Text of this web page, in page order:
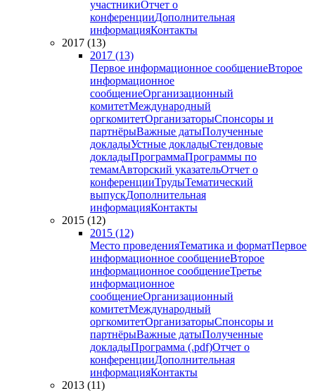
участникиОтчет о
конференцииДополнительная
информацияКонтакты
2017 (13)
2017 (13)
Первое информационное сообщениеВторое
информационное
сообщениеОрганизационный
комитетМеждународный
оргкомитетОрганизаторыСпонсоры и
партнёрыВажные датыПолученные
докладыУстные докладыСтендовые
докладыПрограммаПрограммы по
темамАвторский указательОтчет о
конференцииТрудыТематический
выпускДополнительная
информацияКонтакты
2015 (12)
2015 (12)
Место проведенияТематика и форматПервое
информационное сообщениеВторое
информационное сообщениеТретье
информационное
сообщениеОрганизационный
комитетМеждународный
оргкомитетОрганизаторыСпонсоры и
партнёрыВажные датыПолученные
докладыПрограмма (.pdf)Отчет о
конференцииДополнительная
информацияКонтакты
2013 (11)